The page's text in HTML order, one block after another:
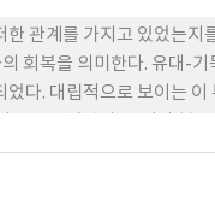
난 그들의 동료들이 돌아
블(W. Arthur Noble)은 한
하였다. 결국, 하와이
올 수 없었다. 미국이 20
Man’s Burden)을
이농장주협회의 요청에
관계를 가지고 있었는지
회복을 의미한다. 유대-기
다. 대립적으로 보이는 이
와 관련된 성경구절 해석
다는 것을 보여줄 것이다.
어 변화되었다. 죄는 마음